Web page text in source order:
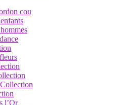
cou
l’Or